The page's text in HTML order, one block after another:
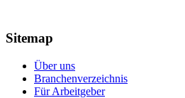
Sitemap
Über uns
Branchenverzeichnis
Für Arbeitgeber